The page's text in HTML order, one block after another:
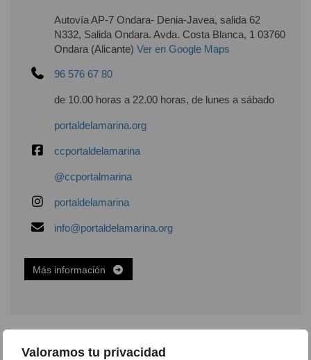
Valoramos tu privacidad
Autovía AP-7 Ondara- Denia-Javea, salida 62
N332, Salida Ondara. Avda. Costa Blanca, 1 03760
Ondara (Alicante) Ver en Google Maps
96 576 67 80
de 10.00 horas a 22.00 horas, de lunes a sábado
portaldelamarina.org
ccportaldelamarina
@ccportalmarina
portaldelamarina
info@portaldelamarina.org
Más información
Deja un comentario